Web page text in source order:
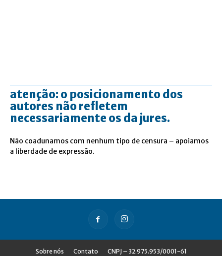
atenção: o posicionamento dos
autores não refletem
necessariamente os da jures.
Não coadunamos com nenhum tipo de censura – apoiamos
a liberdade de expressão.
Sobre nós Contato CNPJ – 32.975.953/0001-61